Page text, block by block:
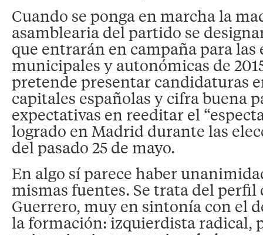
Cuando se ponga en marcha la
asamblearia del partido se
que entrarán en campaña para las
municipales y autonómicas de
pretende presentar candidaturas
capitales españolas y cifra buena
expectativas en reeditar el
logrado en Madrid durante las
del pasado 25 de mayo.
En algo sí parece haber
mismas fuentes. Se trata del perfil
Guerrero, muy en sintonía con el
la formación: izquierdista radical,